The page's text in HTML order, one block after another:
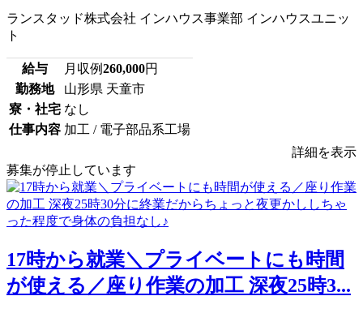
ランスタッド株式会社 インハウス事業部 インハウスユニッ
ト
給与 月収例260,000円
勤務地
山形県 天童市
寮・社宅 なし
仕事内容 加工 / 電子部品系工場
詳細を表示
募集が停止しています
17時から就業＼プライベートにも時間
が使える／座り作業の加工 深夜25時3...